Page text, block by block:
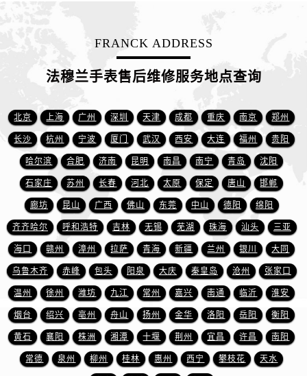
山东省日照市东港区烟台路法穆兰售后服务中心（需提前预约）
山东省泰安市泰山区财源街道泰山大街法穆兰售后服务中心（需提前预约）
山东省威海市环翠区新威海路89号振华商厦一楼名表维修法穆兰售后服务中心（需提前预约）
山东省潍坊市奎文区东风东街法穆兰售后服务中心（需提前预约）
山东省枣庄市滕州市北辛路与善国路交叉口法穆兰售后服务中心（需提前预约）
山东省淄博市张店区金晶大道法穆兰售后服务中心（需提前预约）
上海市黄浦区南京东路299号宏伊国际广场写字楼8层806室法穆兰售后服务中心（需提前预约）
上海市徐汇区虹桥路3号港汇中心2座37层3705室法穆兰售后服务中心（需提前预约）
浙江省杭州市上城区钱江路1366号华润大厦A座5层503-5室法穆兰售后服务中心（需提前预约）
浙江省湖州市吴兴区劳动路法穆兰售后服务中心（需提前预约）
浙江省嘉兴市南湖区广益路705号嘉兴世界贸易中心A座13层1304室法穆兰售后服务中心（需提前预约）
浙江省金华市金东区东市南街777号金华万达广场4号楼22楼2209室法穆兰售后服务中心（需提前预约）
浙江省丽水市莲都区解放街法穆兰售后服务中心（需提前预约）
浙江省宁波市江北区大闸南路500号来福士广场办公楼20层2009室法穆兰售后服务中心（需提前预约）
FRANCK ADDRESS
法穆兰手表售后维修服务地点查询
北京 上海 广州 深圳 天津 成都 重庆 南京 郑州
长沙 杭州 宁波 厦门 武汉 西安 大连 福州 贵阳
哈尔滨 合肥 济南 昆明 南昌 南宁 青岛 沈阳
石家庄 苏州 长春 河北 太原 保定 唐山 邯郸
廊坊 昆山 广西 佛山 东莞 中山 德阳 绵阳
齐齐哈尔 呼和浩特 吉林 无锡 芜湖 珠海 汕头 三亚
海口 赣州 漳州 拉萨 青海 新疆 兰州 银川 大同
乌鲁木齐 赤峰 包头 阳泉 大庆 秦皇岛 沧州 张家口
温州 徐州 潍坊 九江 常州 嘉兴 南通 临沂 淮安
烟台 绍兴 亳州 舟山 扬州 金华 洛阳 岳阳 衡阳
黄石 襄阳 株洲 湘潭 十堰 荆州 宜昌 许昌 南阳
常德 泉州 柳州 桂林 惠州 西宁 攀枝花 天水